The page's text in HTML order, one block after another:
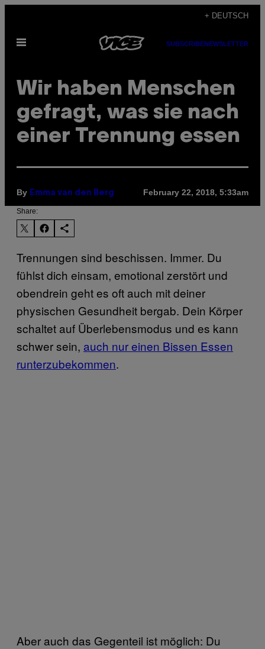
content
+ DEUTSCH
Open
SUBSCRIBENEWSLETTER
Wir haben Menschen
gefragt, was sie nach
einer Trennung essen
By Emma van den Berg February 22, 2018, 5:33am
Share:
Trennungen sind beschissen. Immer. Du
fühlst dich einsam, emotional zerstört und
obendrein geht es oft auch mit deiner
physischen Gesundheit bergab. Dein Körper
schaltet auf Überlebensmodus und es kann
schwer sein, auch nur einen Bissen Essen
runterzubekommen.
Aber auch das Gegenteil ist möglich: Du